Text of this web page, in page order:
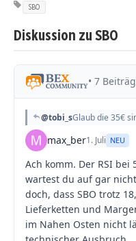
SBO
Diskussion zu SBO